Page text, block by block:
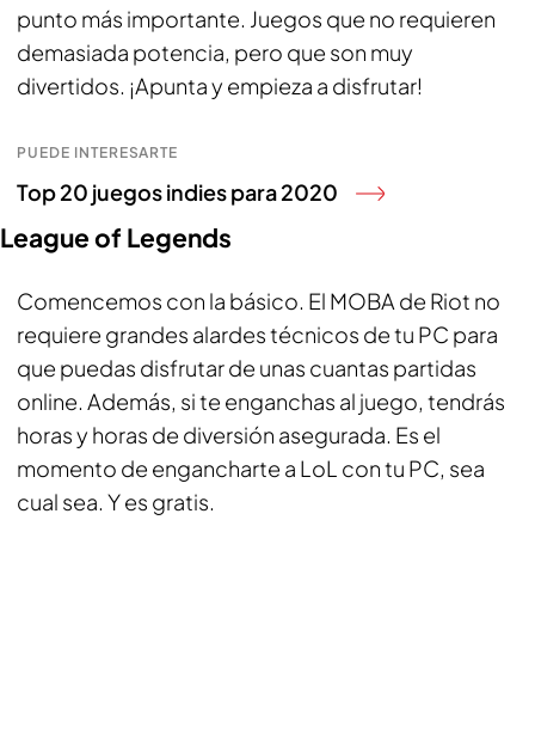
punto más importante. Juegos que no requieren
demasiada potencia, pero que son muy
divertidos. ¡Apunta y empieza a disfrutar!
PUEDE INTERESARTE
Top 20 juegos indies para 2020
League of Legends
Comencemos con la básico. El MOBA de Riot no
requiere grandes alardes técnicos de tu PC para
que puedas disfrutar de unas cuantas partidas
online. Además, si te enganchas al juego, tendrás
horas y horas de diversión asegurada. Es el
momento de engancharte a LoL con tu PC, sea
cual sea. Y es gratis.